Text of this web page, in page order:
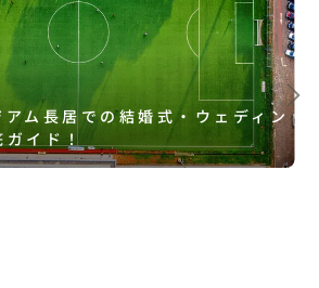
ム長居での結婚式・ウェディン
イド！